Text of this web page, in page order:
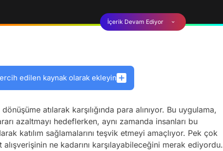
İçerik Devam Ediyor
edilen kaynak olarak ekleyin
atılarak karşılığında para alınıyor. Bu uygulama,
azaltmayı hedeflerken, aynı zamanda insanları bu
katılım sağlamalarını teşvik etmeyi amaçlıyor. Pek çok
ne kadarını karşılayabileceğini merak ediyordu.